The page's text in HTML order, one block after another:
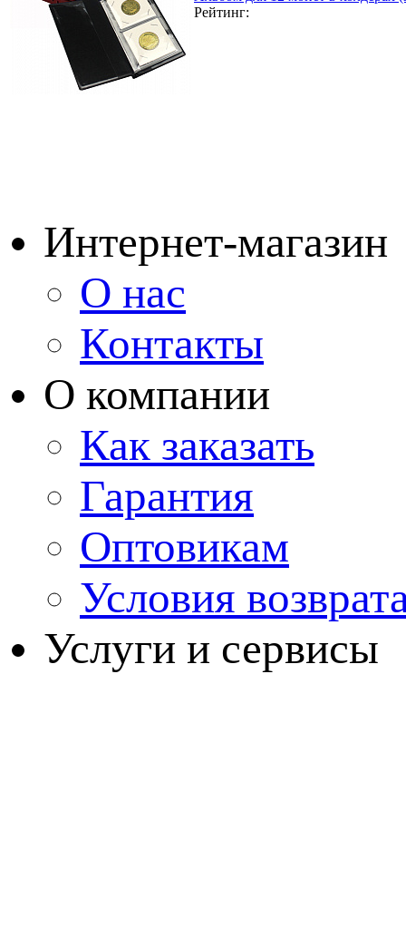
Рейтинг:
Интернет-магазин
О нас
Контакты
О компании
Как заказать
Гарантия
Оптовикам
Условия
Услуги и сервисы